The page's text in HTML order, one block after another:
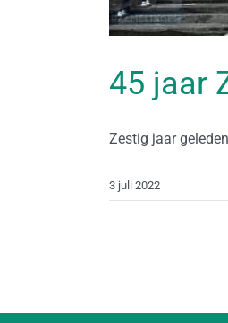
45 jaar
Zestig jaar
3 juli 2022